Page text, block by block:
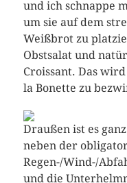
und ich schnappe
um sie auf dem
Weißbrot zu
Obstsalat und
Croissant. Das
la Bonette zu
Draußen ist es
neben der
Regen-/Wind-/
und die